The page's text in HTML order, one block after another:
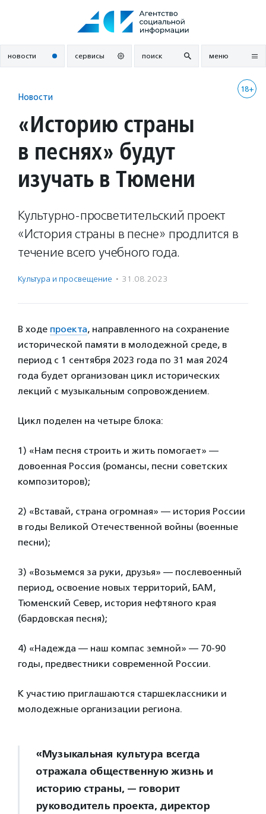
новости сервисы поиск меню
18+
Новости
«Историю страны
в песнях» будут
изучать в Тюмени
Культурно-просветительский проект
«История страны в песне» продлится в
течение всего учебного года.
Культура и просвещение · 31.08.2023
В ходе проекта, направленного на сохранение
исторической памяти в молодежной среде, в
период с 1 сентября 2023 года по 31 мая 2024
года будет организован цикл исторических
лекций с музыкальным сопровождением.
Цикл поделен на четыре блока:
1) «Нам песня строить и жить помогает» —
довоенная Россия (романсы, песни советских
композиторов);
2) «Вставай, страна огромная» — история России
в годы Великой Отечественной войны (военные
песни);
3) «Возьмемся за руки, друзья» — послевоенный
период, освоение новых территорий, БАМ,
Тюменский Север, история нефтяного края
(бардовская песня);
4) «Надежда — наш компас земной» — 70-90
годы, предвестники современной России.
К участию приглашаются старшеклассники и
молодежные организации региона.
«Музыкальная культура всегда
отражала общественную жизнь и
историю страны, — говорит
руководитель проекта, директор